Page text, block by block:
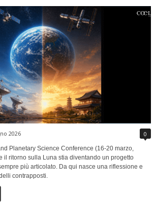
2026 0
Planetary Science Conference (16-20 marzo,
il ritorno sulla Luna stia diventando un progetto
più articolato. Da qui nasce una riflessione e
contrapposti.